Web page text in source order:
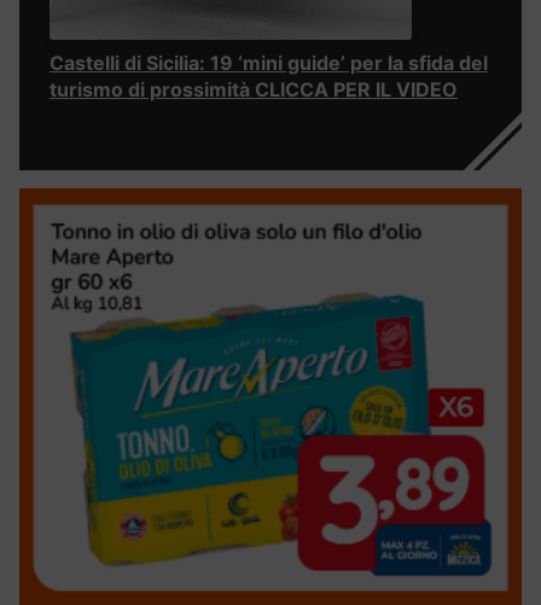
Castelli di Sicilia: 19 ‘mini guide’ per la sfida del
turismo di prossimità CLICCA PER IL VIDEO